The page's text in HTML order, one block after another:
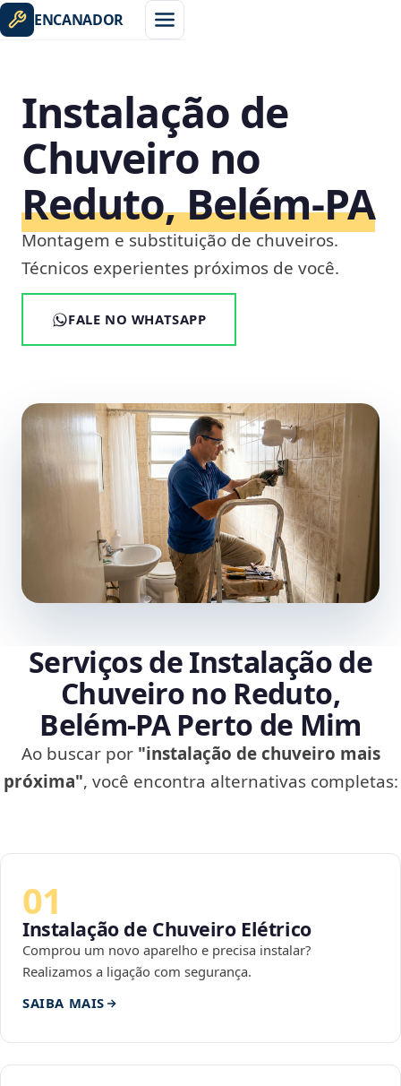
ENCANADOR
Instalação de
Chuveiro no
Reduto, Belém‑PA
Montagem e substituição de chuveiros.
Técnicos experientes próximos de você.
FALE NO WHATSAPP
Serviços de Instalação de
Chuveiro no Reduto,
Belém‑PA Perto de Mim
Ao buscar por "instalação de chuveiro mais
próxima", você encontra alternativas completas:
01
Instalação de Chuveiro Elétrico
Comprou um novo aparelho e precisa instalar?
Realizamos a ligação com segurança.
SAIBA MAIS